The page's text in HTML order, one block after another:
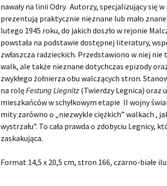
nawały na linii Odry. Autorzy, specjalizujący się
prezentują praktycznie nieznane lub mało
lutego 1945 roku, do jakich doszło w rejonie
powstała na podstawie dostępnej literatury,
zwłaszcza radzieckich. Przedstawiono w niej
walk, ale także nieznane dotychczas epizody
zwykłego żołnierza obu walczących stron.
na rolęFestung Liegnitz (Twierdzy Legnica) oraz
mieszkańców w schyłkowym etapie II wojny
mity zarówno o „niezwykle ciężkich” walkach ,
wystrzału”. To cała prawda o zdobyciu Legnicy,
zaskakująca.
Format 14,5 x 20,5 cm, stron 166, czarno-białe